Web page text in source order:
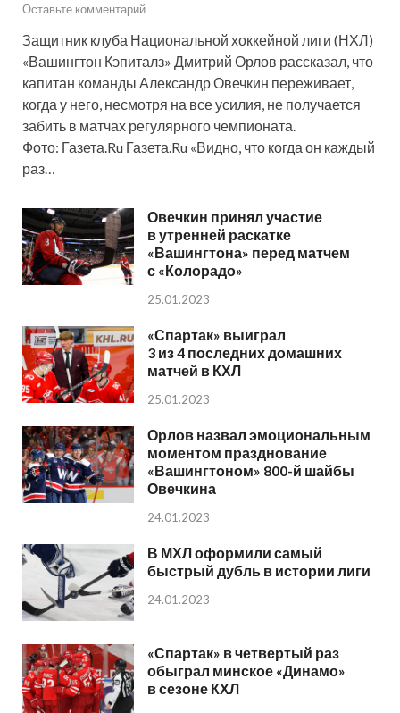
Оставьте комментарий
Защитник клуба Национальной хоккейной лиги (НХЛ)
«Вашингтон Кэпиталз» Дмитрий Орлов рассказал, что
капитан команды Александр Овечкин переживает,
когда у него, несмотря на все усилия, не получается
забить в матчах регулярного чемпионата.
Фото: Газета.Ru Газета.Ru «Видно, что когда он каждый
раз…
Овечкин принял участие
в утренней раскатке
«Вашингтона» перед матчем
с «Колорадо»
25.01.2023
«Спартак» выиграл
3 из 4 последних домашних
матчей в КХЛ
25.01.2023
Орлов назвал эмоциональным
моментом празднование
«Вашингтоном» 800-й шайбы
Овечкина
24.01.2023
В МХЛ оформили самый
быстрый дубль в истории лиги
24.01.2023
«Спартак» в четвертый раз
обыграл минское «Динамо»
в сезоне КХЛ